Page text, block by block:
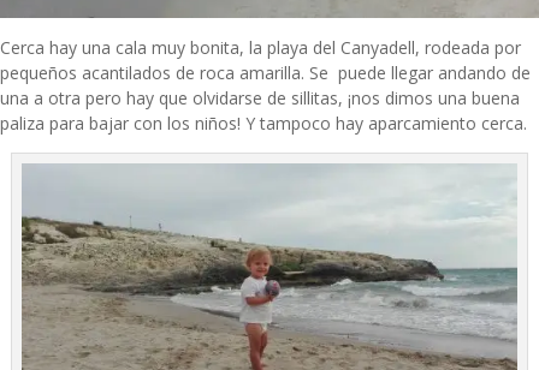
Cerca hay una cala muy bonita, la playa del Canyadell, rodeada por
pequeños acantilados de roca amarilla. Se puede llegar andando de
una a otra pero hay que olvidarse de sillitas, ¡nos dimos una buena
paliza para bajar con los niños! Y tampoco hay aparcamiento cerca.